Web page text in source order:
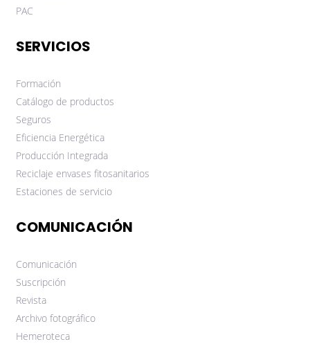
PAC
SERVICIOS
Formación
Catálogo de productos
Seguros
Eficiencia Energética
Producción Integrada
Reciclaje envases fitosanitarios
Estaciones de servicio
COMUNICACIÓN
Comunicación
Suscripción
Revista
Archivo fotográfico
Hemeroteca